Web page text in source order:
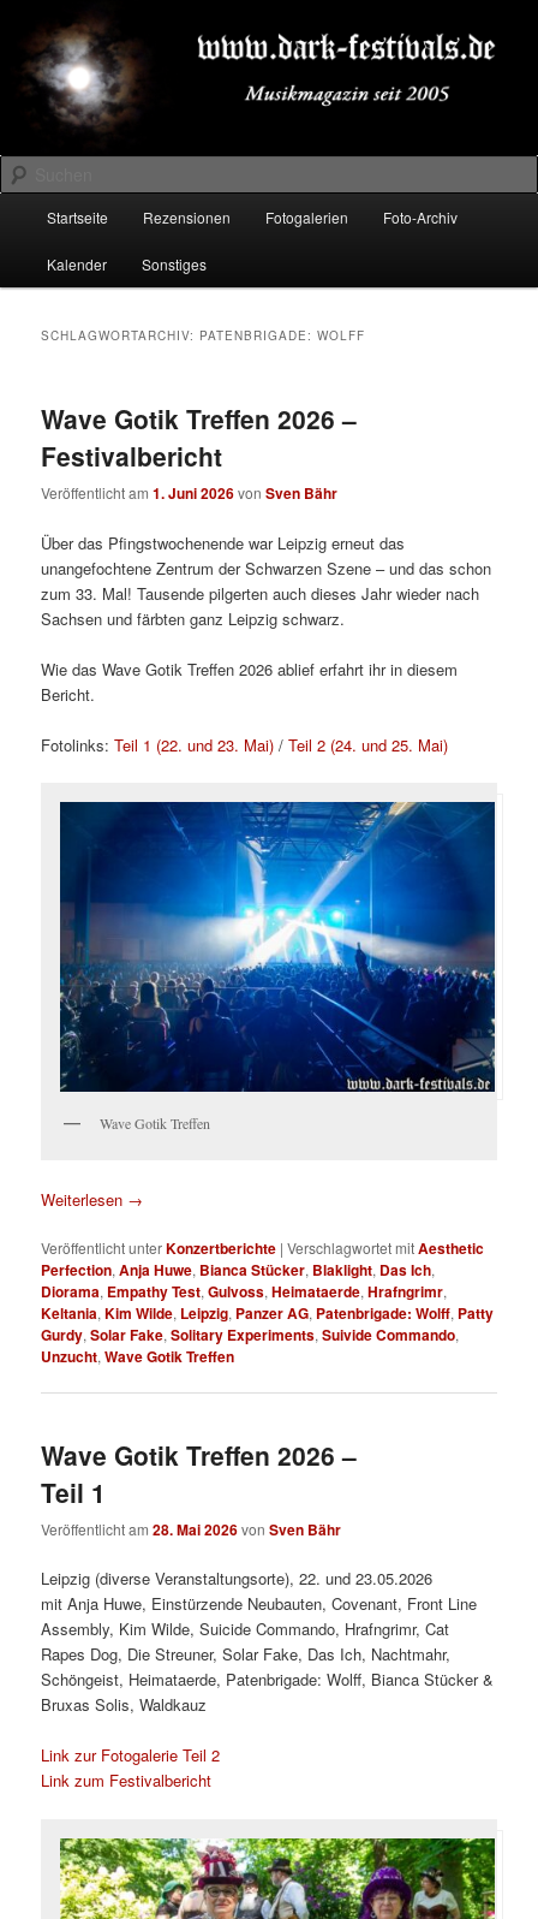
primären
Inhalt
springen
sekundären
Inhalt
springenDARK-FESTIVALS.DE
Suchen
Startseite Rezensionen Fotogalerien Foto-Archiv
Kalender Sonstiges
SCHLAGWORTARCHIV: PATENBRIGADE: WOLFF
Wave Gotik Treffen 2026 –
Festivalbericht
Veröffentlicht am1. Juni 2026vonSven Bähr
Über das Pfingstwochenende war Leipzig erneut das
unangefochtene Zentrum der Schwarzen Szene – und das schon
zum 33. Mal! Tausende pilgerten auch dieses Jahr wieder nach
Sachsen und färbten ganz Leipzig schwarz.
Wie das Wave Gotik Treffen 2026 ablief erfahrt ihr in diesem
Bericht.
Fotolinks:Teil 1 (22. und 23. Mai) /Teil 2 (24. und 25. Mai)
Wave Gotik Treffen
Weiterlesen →
Veröffentlicht unterKonzertberichte |Verschlagwortet mitAesthetic
Perfection,Anja Huwe, Bianca Stücker, Blaklight, Das Ich,
Diorama, Empathy Test,Gulvoss,Heimataerde,Hrafngrimr,
Keltania,Kim Wilde, Leipzig, Panzer AG, Patenbrigade: Wolff, Patty
Gurdy,Solar Fake,Solitary Experiments,Suivide Commando,
Unzucht,Wave Gotik Treffen
Wave Gotik Treffen 2026 –
Teil 1
Veröffentlicht am28. Mai 2026vonSven Bähr
Leipzig (diverse Veranstaltungsorte), 22. und 23.05.2026
mit Anja Huwe, Einstürzende Neubauten, Covenant, Front Line
Assembly, Kim Wilde, Suicide Commando, Hrafngrimr, Cat
Rapes Dog, Die Streuner, Solar Fake, Das Ich, Nachtmahr,
Schöngeist, Heimataerde, Patenbrigade: Wolff, Bianca Stücker &
Bruxas Solis, Waldkauz
Link zur Fotogalerie Teil 2
Link zum Festivalbericht